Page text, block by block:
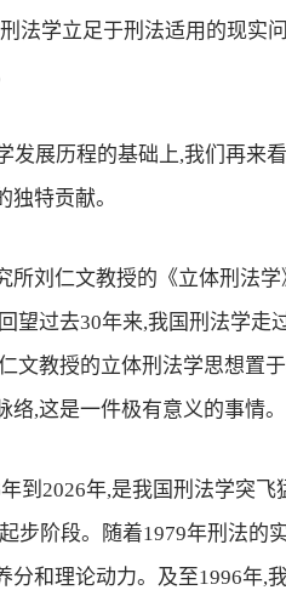
学立足于刑法适用的现实
展历程的基础上,我们再来
特贡献。
刘仁文教授的《立体刑法学
望过去30年来,我国刑法学走
文教授的立体刑法学思想置
,这是一件极有意义的事情。
2026年,是我国刑法学突飞
步阶段。随着1979年刑法的
分和理论动力。及至1996年,